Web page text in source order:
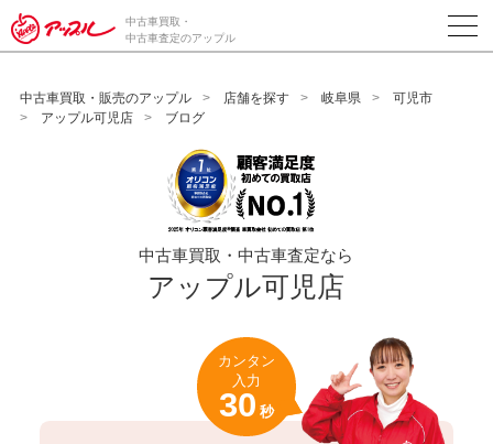
/*ABテスト_新規査定フォームの為のCVボタン*/
中古車買取・
中古車査定のアップル
中古車買取・販売のアップル 店舗を探す 岐阜県
可児市
アップル可児店
ブログ
中古車買取・中古車査定なら
アップル可児店
カンタン
入力
30 秒